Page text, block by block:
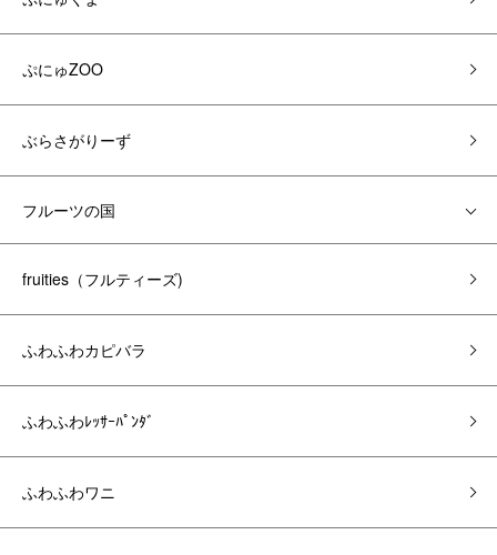
ぷにゅZOO
ぶらさがりーず
フルーツの国
fruities（フルティーズ)
ふわふわカピバラ
ふわふわﾚｯｻｰﾊﾟﾝﾀﾞ
ふわふわワニ